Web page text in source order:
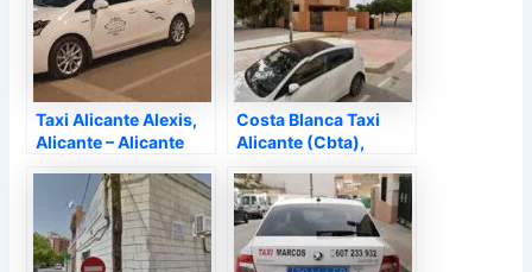
Taxi Alicante Alexis,
Alicante – Alicante
Costa Blanca Taxi
Alicante (Cbta),